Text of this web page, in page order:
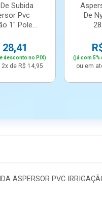
Subida
Pvc
1" Pole...
28,41
desconto no PIX)
de R$ 14,95
De
(já com 5%
ou em
ASPERSOR PVC